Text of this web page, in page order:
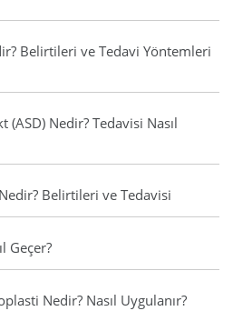
Belirtileri ve Tedavi Yöntemleri
(ASD) Nedir? Tedavisi Nasıl
Belirtileri ve Tedavisi
Geçer?
Nedir? Nasıl Uygulanır?